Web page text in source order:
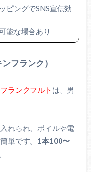
ピングでSNS宣伝効
能な場合あり
フランク）
フランクフルト は、男
れられ、ボイルや電
単です。 1本100〜